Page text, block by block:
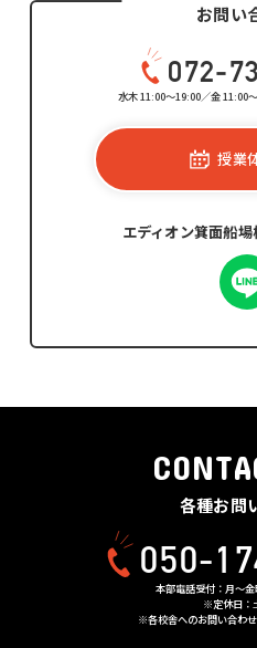
お問い
072-
水木 11:00～19:00／金 11:00
授業
エディオン箕面船
各種お問
050-
本部電話受付：月〜
※定休日：
※各校舎へのお問い合わ